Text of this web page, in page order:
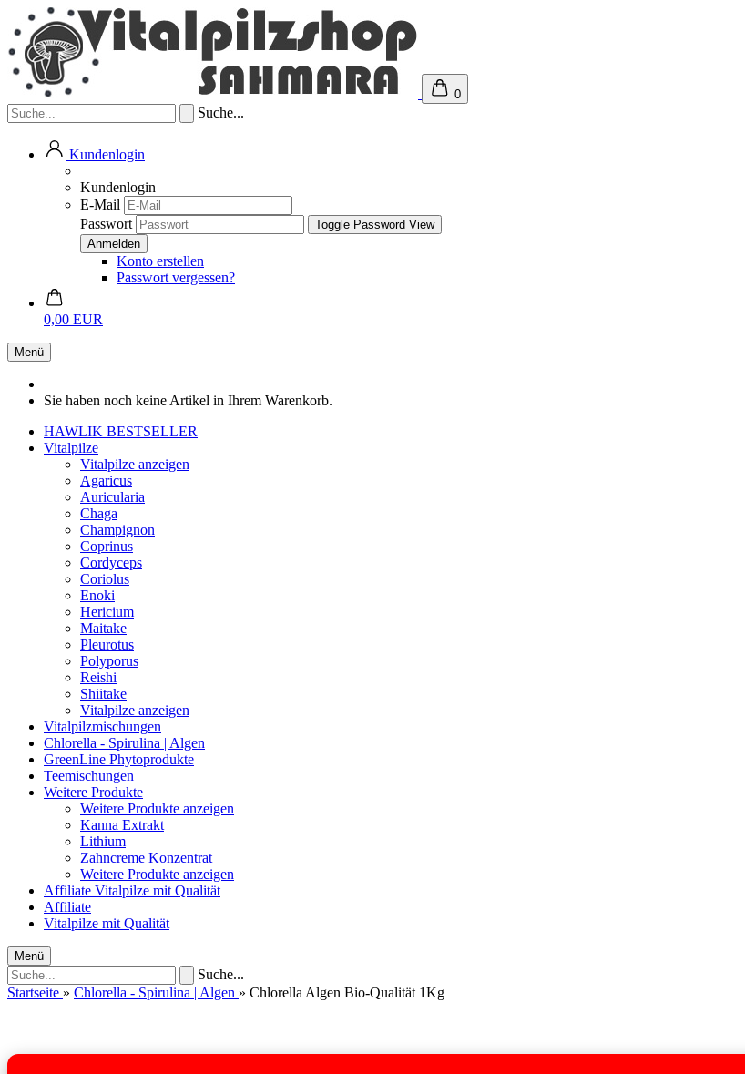
0
Suche...
Kundenlogin
Kundenlogin
E-Mail
Passwort
Toggle Password View
Konto erstellen
Passwort vergessen?
0,00 EUR
Menü
Sie haben noch keine Artikel in Ihrem Warenkorb.
HAWLIK BESTSELLER
Vitalpilze
Vitalpilze anzeigen
Agaricus
Auricularia
Chaga
Champignon
Coprinus
Cordyceps
Coriolus
Enoki
Hericium
Maitake
Pleurotus
Polyporus
Reishi
Shiitake
Vitalpilze anzeigen
Vitalpilzmischungen
Chlorella - Spirulina | Algen
GreenLine Phytoprodukte
Teemischungen
Weitere Produkte
Weitere Produkte anzeigen
Kanna Extrakt
Lithium
Zahncreme Konzentrat
Weitere Produkte anzeigen
Affiliate Vitalpilze mit Qualität
Affiliate
Vitalpilze mit Qualität
Menü
Suche...
Startseite » Chlorella - Spirulina | Algen » Chlorella Algen Bio-Qualität 1Kg